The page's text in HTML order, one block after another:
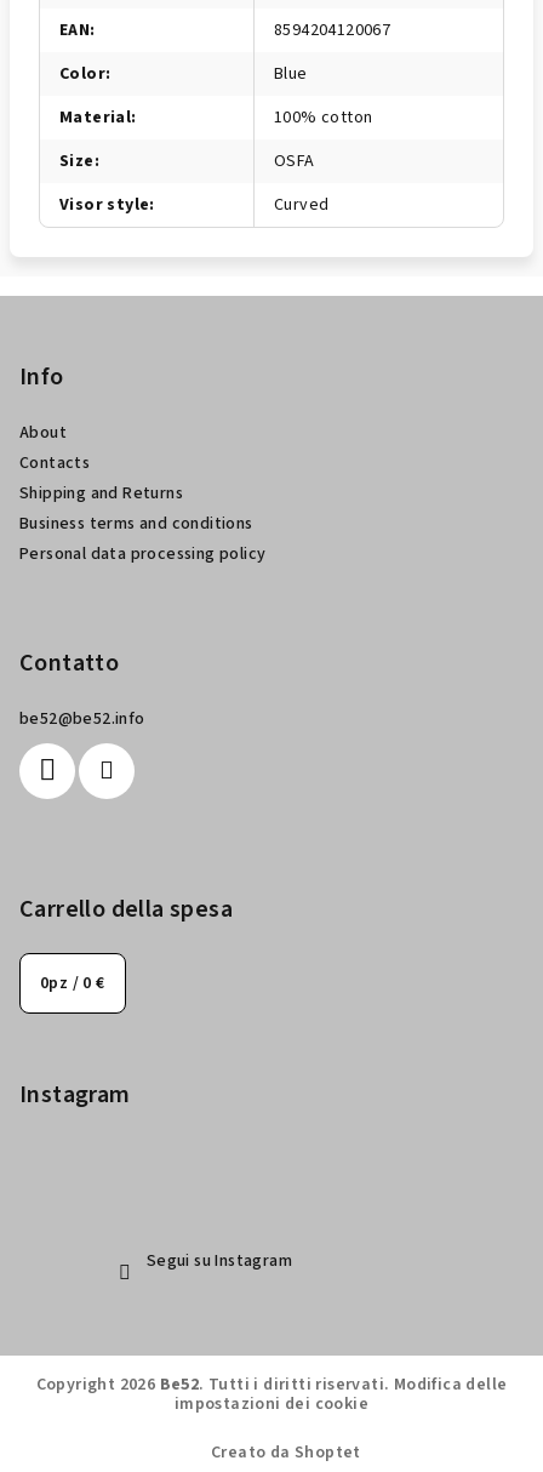
EAN:
8594204120067
Color:
Blue
Material:
100% cotton
Size:
OSFA
Visor style: Curved
Info
About
Contacts
Shipping and Returns
Business terms and conditions
Personal data processing policy
Contatto
be52@be52.info
Carrello della spesa
0pz / 0 €
Instagram
Segui su Instagram
Copyright 2026 Be52. Tutti i diritti riservati. Modifica delle
impostazioni dei cookie
Creato da Shoptet